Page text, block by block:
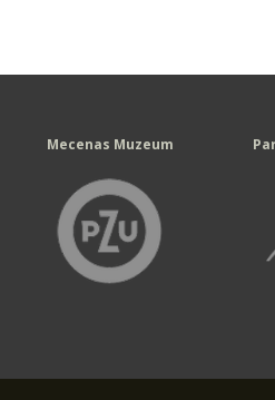
Mecenas Muzeum